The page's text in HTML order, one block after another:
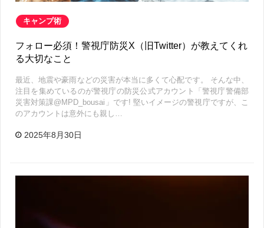
キャンプ術
フォロー必須！警視庁防災X（旧Twitter）が教えてくれ
る大切なこと
最近、地震や豪雨などの災害が本当に多くて心配です。 そんな中、
注目を集めているのが警視庁の防災公式アカウント「警視庁警備部
災害対策課@MPD_bousai」です! 堅いイメージの警視庁ですが、こ
のアカウントは意外にも親し…
2025年8月30日